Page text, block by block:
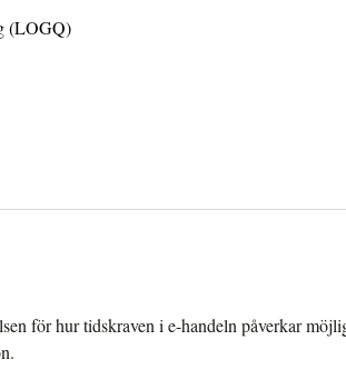
(LOGQ)
för hur tidskraven i e-handeln påverkar